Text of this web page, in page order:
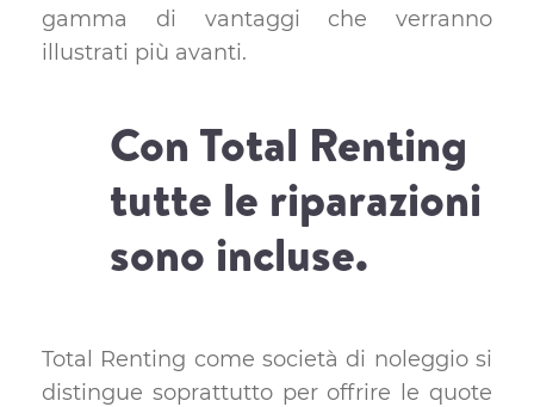
gamma di vantaggi che verranno
illustrati più avanti.
Con Total Renting
tutte le riparazioni
sono incluse.
Total Renting come società di noleggio si
distingue soprattutto per offrire le quote